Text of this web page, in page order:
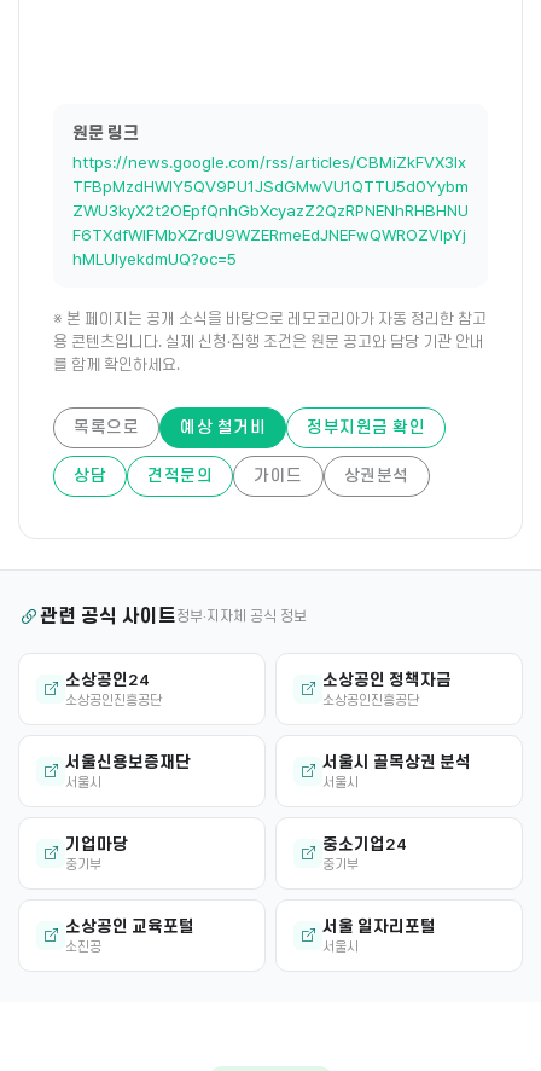
원문 링크
https://news.google.com/rss/articles/CBMiZkFVX3lx
TFBpMzdHWlY5QV9PU1JSdGMwVU1QTTU5d0Yybm
ZWU3kyX2t2OEpfQnhGbXcyazZ2QzRPNENhRHBHNU
F6TXdfWlFMbXZrdU9WZERmeEdJNEFwQWROZVlpYj
hMLUlyekdmUQ?oc=5
※ 본 페이지는 공개 소식을 바탕으로 레모코리아가 자동 정리한 참고
용 콘텐츠입니다. 실제 신청·집행 조건은 원문 공고와 담당 기관 안내
를 함께 확인하세요.
목록으로 예상 철거비 정부지원금 확인
상담 견적문의 가이드 상권분석
관련 공식 사이트정부·지자체 공식 정보
소상공인24
소상공인진흥공단
소상공인 정책자금
소상공인진흥공단
서울신용보증재단
서울시
서울시 골목상권 분석
서울시
기업마당
중기부
중소기업24
중기부
소상공인 교육포털
소진공
서울 일자리포털
서울시